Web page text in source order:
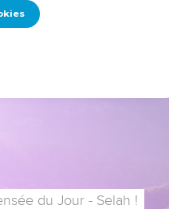
du Jour - Selah !